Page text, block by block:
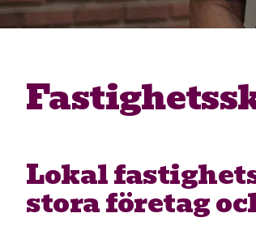
Lokal
stora företag